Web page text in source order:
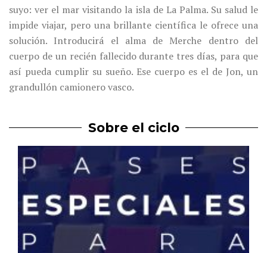
suyo: ver el mar visitando la isla de La Palma. Su salud le
impide viajar, pero una brillante científica le ofrece una
solución. Introducirá el alma de Merche dentro del
cuerpo de un recién fallecido durante tres días, para que
así pueda cumplir su sueño. Ese cuerpo es el de Jon, un
grandullón camionero vasco.
Sobre el ciclo